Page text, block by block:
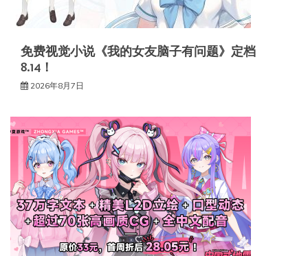
免费视觉小说《我的女友脑子有问题》定档
8.14！
2026年8月7日